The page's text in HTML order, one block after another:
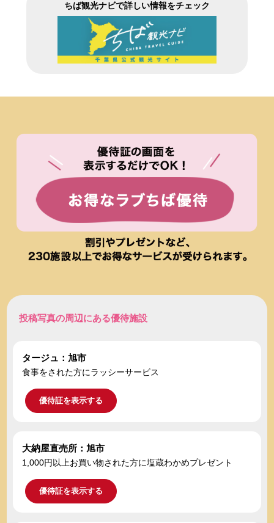
ちば観光ナビで詳しい情報をチェック
投稿写真の周辺にある優待施設
タージュ：旭市
食事をされた方にラッシーサービス
優待証を表示する
大納屋直売所：旭市
1,000円以上お買い物された方に塩蔵わかめプレゼント
優待証を表示する